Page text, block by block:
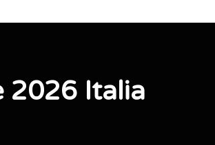
2026 Italia